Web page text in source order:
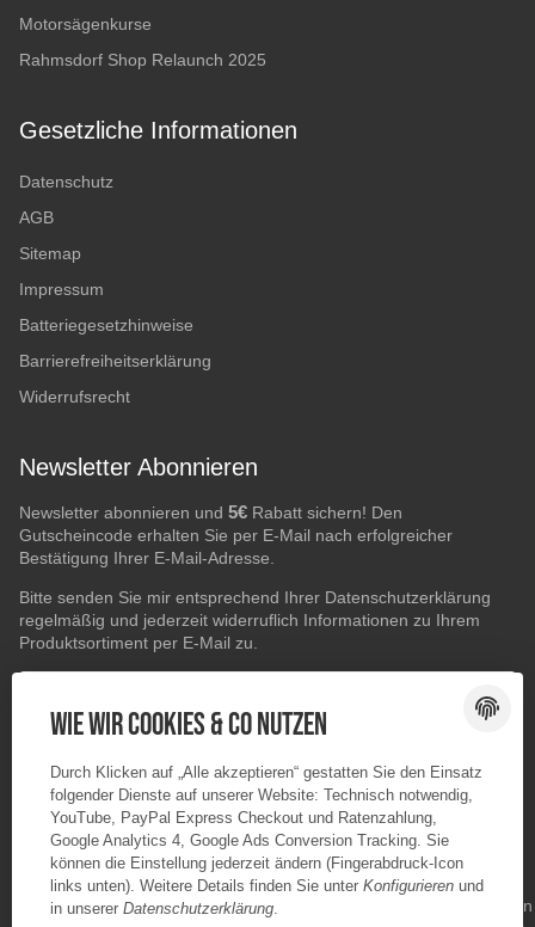
Motorsägenkurse
Rahmsdorf Shop Relaunch 2025
Gesetzliche Informationen
Datenschutz
AGB
Sitemap
Impressum
Batteriegesetzhinweise
Barrierefreiheitserklärung
Widerrufsrecht
Newsletter Abonnieren
Newsletter abonnieren und 5€ Rabatt sichern! Den
Gutscheincode erhalten Sie per E-Mail nach erfolgreicher
Bestätigung Ihrer E-Mail-Adresse.
Bitte senden Sie mir entsprechend Ihrer Datenschutzerklärung
regelmäßig und jederzeit widerruflich Informationen zu Ihrem
Produktsortiment per E-Mail zu.
ABONNIEREN
Wie wir Cookies & Co nutzen
Durch Klicken auf „Alle akzeptieren“ gestatten Sie den Einsatz
folgender Dienste auf unserer Website: Technisch notwendig,
YouTube, PayPal Express Checkout und Ratenzahlung,
Google Analytics 4, Google Ads Conversion Tracking. Sie
können die Einstellung jederzeit ändern (Fingerabdruck-Icon
links unten). Weitere Details finden Sie unter Konfigurieren und
in unserer Datenschutzerklärung.